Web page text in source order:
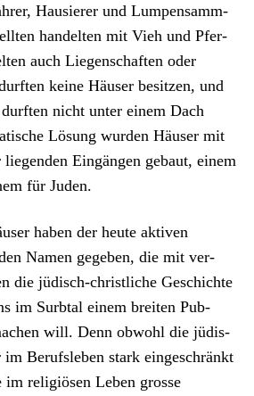
Hausier­er und Lumpen­samm­
han­del­ten mit Vieh und Pfer­
auch Liegen­schaften oder
keine Häuser besitzen, und
nicht unter einem Dach
Lösung wur­den Häuser mit
Eingän­gen gebaut, einem
für Juden.
haben der heute aktiv­en
Namen gegeben, die mit ver­
die jüdisch-christliche Geschichte
im Surb­tal einem bre­it­en Pub­
will. Denn obwohl die jüdis­
Beruf­sleben stark eingeschränkt
im religiösen Leben grosse